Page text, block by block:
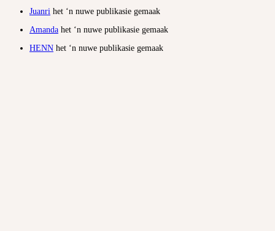
Juanri het ‘n nuwe publikasie gemaak
Amanda het ‘n nuwe publikasie gemaak
HENN het ‘n nuwe publikasie gemaak